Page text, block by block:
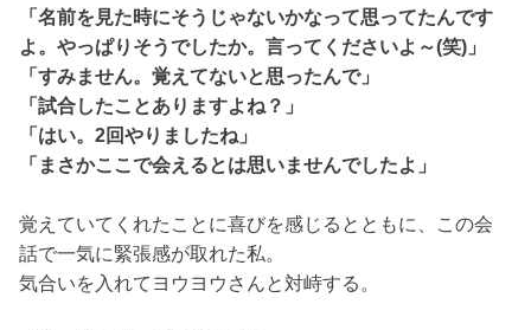
「名前を見た時にそうじゃないかなって思ってたんです
よ。やっぱりそうでしたか。言ってくださいよ～(笑)」
「すみません。覚えてないと思ったんで」
「試合したことありますよね？」
「はい。2回やりましたね」
「まさかここで会えるとは思いませんでしたよ」
覚えていてくれたことに喜びを感じるとともに、この会
話で一気に緊張感が取れた私。
気合いを入れてヨウヨウさんと対峙する。